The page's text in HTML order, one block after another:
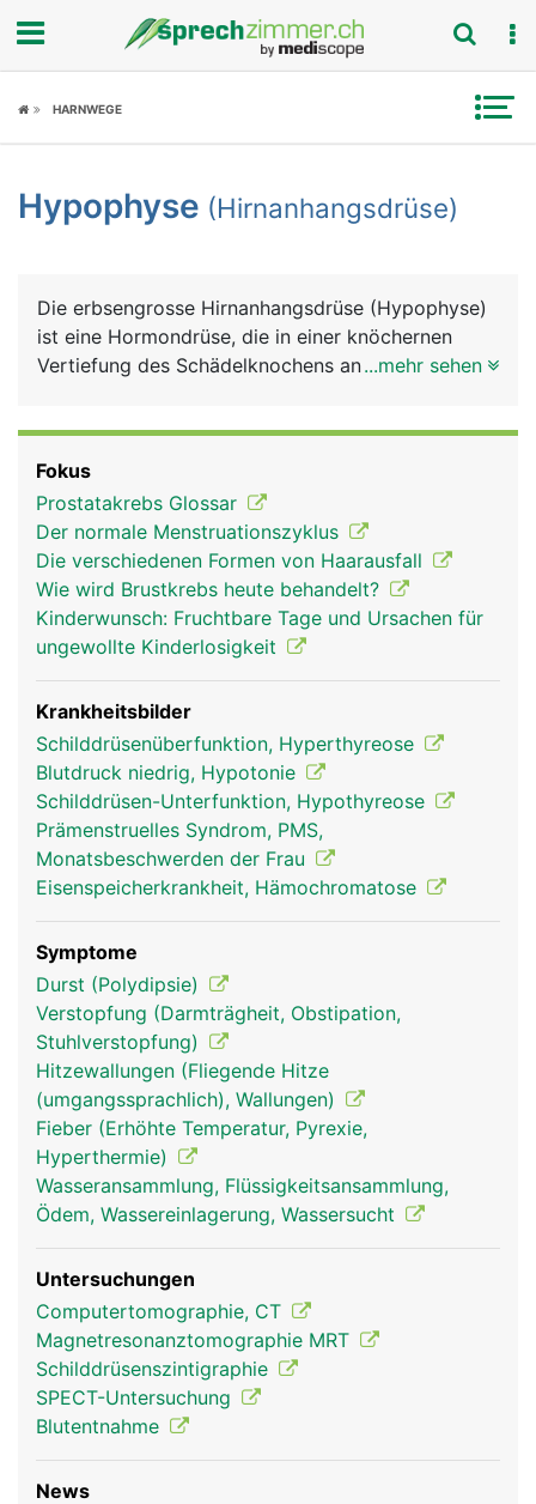
Fokus
Symptome
News
Rubriken
HARNWEGE
Hypophyse (Hirnanhangsdrüse)
Die erbsengrosse Hirnanhangsdrüse (Hypophyse)
ist eine Hormondrüse, die in einer knöchernen
Vertiefung des Schädelknochens an der Hirnbasis
einen Hinterlappen, die unabhängig voneinander
arbeiten. In ihrer Funktion kontrolliert die
Hypophyse als Hormonsteuerzentrale nahezu das
gesamte endokrine Hormonsystem. Neben der
Produktion eigener Hormone steuert sie die
Hormonproduktion der anderen endokrinen
Hormondrüsen im Körper. Insgesamt produziert sie
dazu sechs verschiedene Hormone. Die
Hypophyse selbst wird von einem übergeordneten
Areal im Gehirn - dem Hypothalamus im
Zwischenhirn - reguliert. Ausserdem reagiert sie
direkt auf die entsprechenden Hormonspiegel im
Blut. Sind beispielsweise genügend
Schilddrüsenhormone im Blut vorhanden, wird die
Ausschüttung des Steuerhormons für die
Hirnanhangdrüse
Frau
Hypophyse-
Hirnanhangdrüse
Mann
...mehr sehen
Fokus
Prostatakrebs Glossar
Der normale Menstruationszyklus
Die verschiedenen Formen von Haarausfall
Wie wird Brustkrebs heute behandelt?
Kinderwunsch: Fruchtbare Tage und Ursachen für
ungewollte Kinderlosigkeit
Krankheitsbilder
Schilddrüsenüberfunktion, Hyperthyreose
Blutdruck niedrig, Hypotonie
Schilddrüsen-Unterfunktion, Hypothyreose
Prämenstruelles Syndrom, PMS,
Monatsbeschwerden der Frau
Eisenspeicherkrankheit, Hämochromatose
Symptome
Durst (Polydipsie)
Verstopfung (Darmträgheit, Obstipation,
Stuhlverstopfung)
Hitzewallungen (Fliegende Hitze
(umgangssprachlich), Wallungen)
Fieber (Erhöhte Temperatur, Pyrexie,
Hyperthermie)
Wasseransammlung, Flüssigkeitsansammlung,
Ödem, Wassereinlagerung, Wassersucht
Untersuchungen
Computertomographie, CT
Magnetresonanztomographie MRT
Schilddrüsenszintigraphie
SPECT-Untersuchung
Blutentnahme
News